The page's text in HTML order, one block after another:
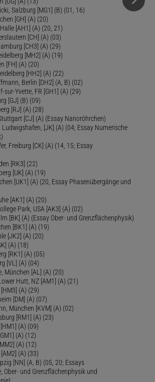
Salzburg [MG1] (B) (01, 16)
[GH] (A) (20)
[AH1] (A) (20, 21)
[CH] (A) (03)
[CH3] (A) (29)
[MH2] (A) (19)
[FH] (A) (20)
[HH2] (A) (22)
Berlin [DH2] (A, B) (02)
sur-Yvette, FR [GH1] (A) (29)
[GJ] (B) (09)
[RJ] (A) (28)
[CJ] (A) (Essay Nanoröhrchen)
[JK] (A) (04; Essay Numerische
Freiburg [CK] (A) (14, 15; Essay
[RK3] (22)
[UK] (A) (19)
[UK1] (A) (20, Essay Phasenübergänge und
[AK1] (A) (20)
Park, USA [AK3] (A) (02)
[BK] (A) (Essay Ober- und Grenzflächenphysik)
[BK1] (A) (19)
[JK2] (A) (20)
(A) (18)
[RK1] (A) (05)
[VL] (A) (04)
München [AL] (A) (20)
Hutt, NZ [AM1] (A) (21)
(A) (29)
[DM] (A) (07)
München [KVM] (A) (02)
[RM1] (A) (23)
(A) (09)
(A) (12)
(A) (12)
(A) (33)
[NN] (A, B) (05, 20; Essays
Ober- und Grenzflächenphysik und